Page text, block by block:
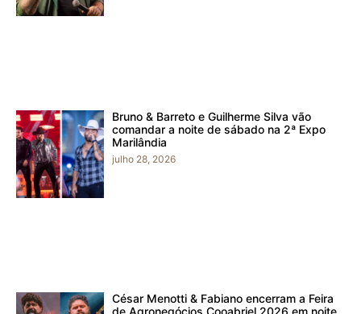
Bruno & Barreto e Guilherme Silva vão
comandar a noite de sábado na 2ª Expo
Marilândia
julho 28, 2026
César Menotti & Fabiano encerram a Feira
de Agronegócios Cooabriel 2026 em noite